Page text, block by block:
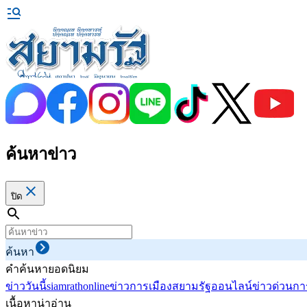
ค้นหาข่าว
ปิด
ค้นหา
คำค้นหายอดนิยม
ข่าววันนี้siamrathonlineข่าวการเมืองสยามรัฐออนไลน์ข่าวด่วนก
เนื้อหาน่าอ่าน